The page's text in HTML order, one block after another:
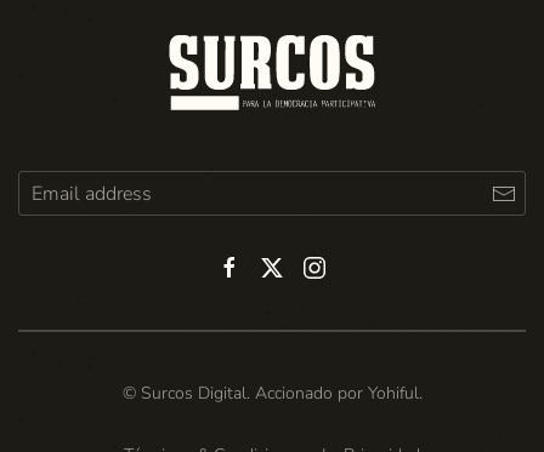
© Surcos Digital. Accionado por Yohiful.